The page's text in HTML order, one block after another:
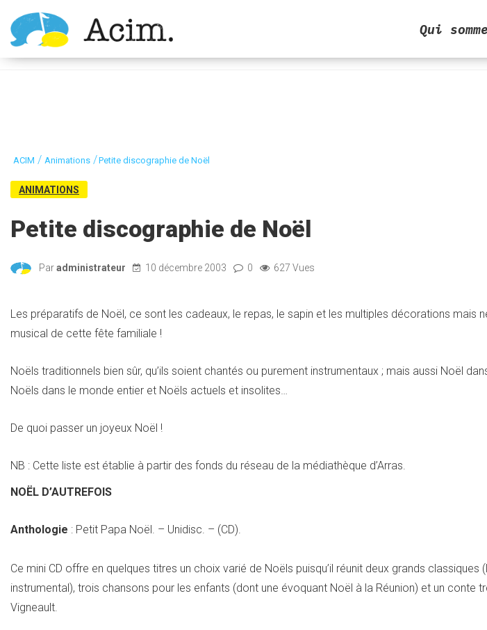
Ouvrir la barre d’outils
Qui
ACIM / Animations /Petite discographie de Noël
ANIMATIONS
Petite discographie de Noël
Paradministrateur 10 décembre 2003 0 627 Vues
Les préparatifs de Noël, ce sont les cadeaux, le repas, le sapin et les multiples décorations mais
musical de cette fête familiale !
Noëls traditionnels bien sûr, qu’ils soient chantés ou purement instrumentaux ; mais aussi Noël
Noëls dans le monde entier et Noëls actuels et insolites…
De quoi passer un joyeux Noël !
NB : Cette liste est établie à partir des fonds du réseau de la médiathèque d’Arras.
NOËL D’AUTREFOIS
Anthologie : Petit Papa Noël. – Unidisc. – (CD).
Ce mini CD offre en quelques titres un choix varié de Noëls puisqu’il réunit deux grands classiques
instrumental), trois chansons pour les enfants (dont une évoquant Noël à la Réunion) et un conte
Vigneault.